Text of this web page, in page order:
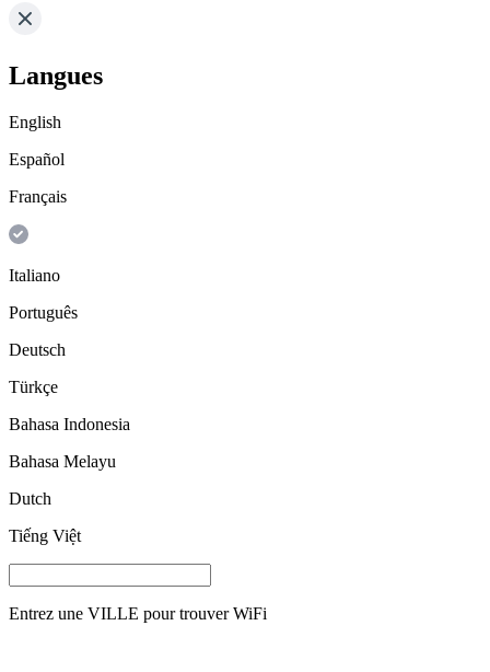
Langues
English
Español
Français
Italiano
Português
Deutsch
Türkçe
Bahasa Indonesia
Bahasa Melayu
Dutch
Tiếng Việt
Entrez une VILLE pour trouver WiFi